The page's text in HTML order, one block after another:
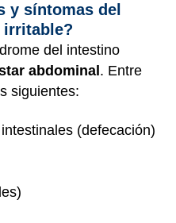
y síntomas del
irritable?
del intestino
abdominal . Entre
siguientes:
(defecación)